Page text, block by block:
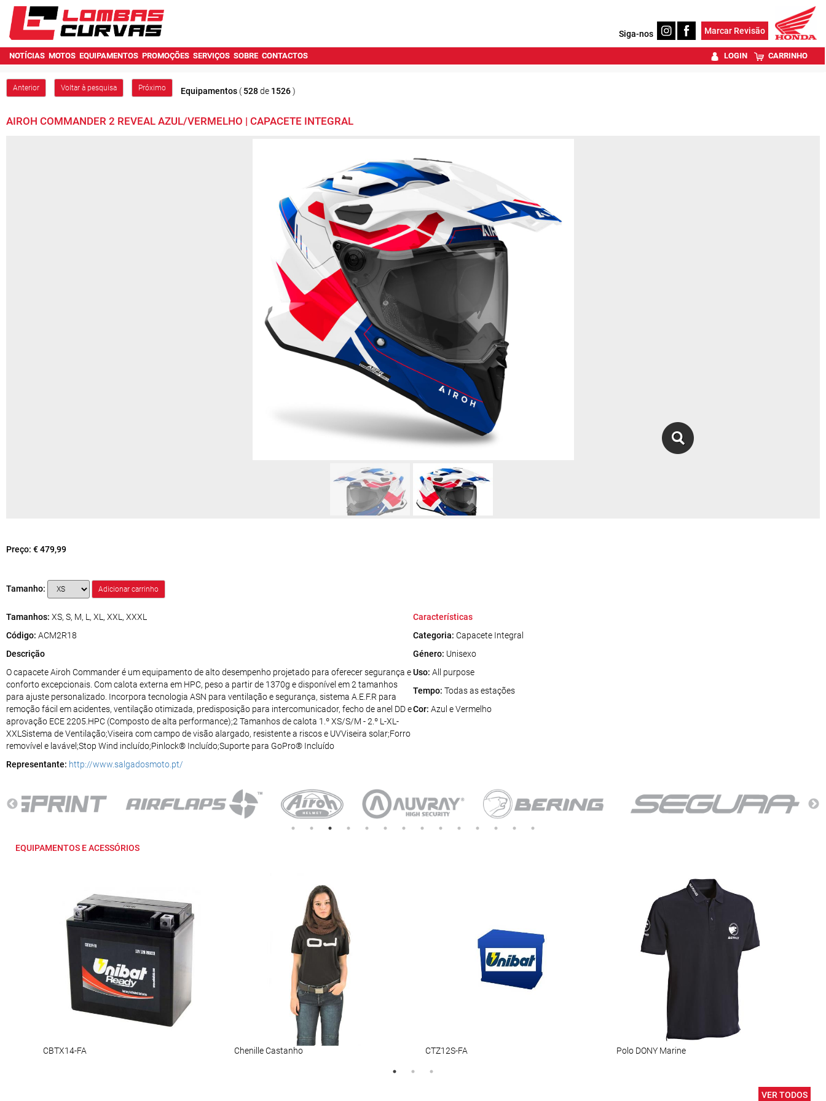
Siga-nos Marcar Revisão
NOTÍCIAS MOTOS EQUIPAMENTOS PROMOÇÕES SERVIÇOS SOBRE CONTACTOS LOGIN CARRINHO
Anterior Voltar à pesquisa Próximo Equipamentos (528de 1526)
AIROH COMMANDER 2 REVEAL AZUL/VERMELHO | CAPACETE INTEGRAL
Preço: € 479,99
Tamanho:
Tamanhos: XS, S, M, L, XL, XXL, XXXL
Código: ACM2R18
Descrição
O capacete Airoh Commander é um equipamento de alto desempenho projetado para oferecer segurança e
conforto excepcionais. Com calota externa em HPC, peso a partir de 1370g e disponível em 2 tamanhos
para ajuste personalizado. Incorpora tecnologia ASN para ventilação e segurança, sistema A.E.F.R para
remoção fácil em acidentes, ventilação otimizada, predisposição para intercomunicador, fecho de anel DD e
aprovação ECE 2205.HPC (Composto de alta performance);2 Tamanhos de calota 1.º XS/S/M - 2.º L-XL-
XXLSistema de Ventilação;Viseira com campo de visão alargado, resistente a riscos e UVViseira solar;Forro
removível e lavável;Stop Wind incluído;Pinlock® Incluído;Suporte para GoPro® Incluído
Representante: http://www.salgadosmoto.pt/
Características
Categoria: Capacete Integral
Género: Unisexo
Uso: All purpose
Tempo: Todas as estações
Cor: Azul e Vermelho
EQUIPAMENTOS E ACESSÓRIOS
CBTX14-FA Chenille Castanho CTZ12S-FA Polo DONY Marine
VER TODOS